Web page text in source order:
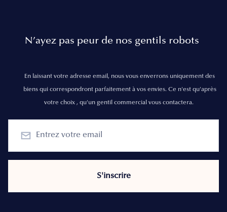
N’ayez pas peur de nos gentils robots
En laissant votre adresse email, nous vous enverrons uniquement des
biens qui correspondront parfaitement à vos envies. Ce n'est qu'après
votre choix , qu'un gentil commercial vous contactera.